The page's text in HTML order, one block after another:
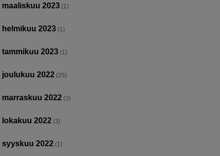
maaliskuu 2023 (1)
helmikuu 2023 (1)
tammikuu 2023 (1)
joulukuu 2022 (25)
marraskuu 2022 (3)
lokakuu 2022 (3)
syyskuu 2022 (1)